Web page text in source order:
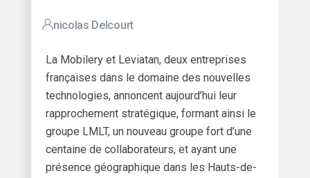
nicolas Delcourt
La Mobilery et Leviatan, deux entreprises
françaises dans le domaine des nouvelles
technologies, annoncent aujourd’hui leur
rapprochement stratégique, formant ainsi le
groupe LMLT, un nouveau groupe fort d’une
centaine de collaborateurs, et ayant une
présence géographique dans les Hauts-de-